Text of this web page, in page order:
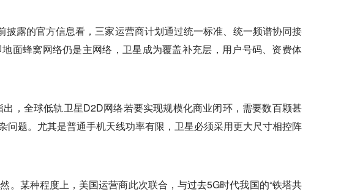
露的官方信息看，三家运营商计划通过统一标准、统一频谱协同接
面蜂窝网络仍是主网络，卫星成为覆盖补充层，用户号码、资费体
，全球低轨卫星D2D网络若要实现规模化商业闭环，需要数百颗甚
题。尤其是普通手机天线功率有限，卫星必须采用更大尺寸相控阵
某种程度上，美国运营商此次联合，与过去5G时代我国的“铁塔共